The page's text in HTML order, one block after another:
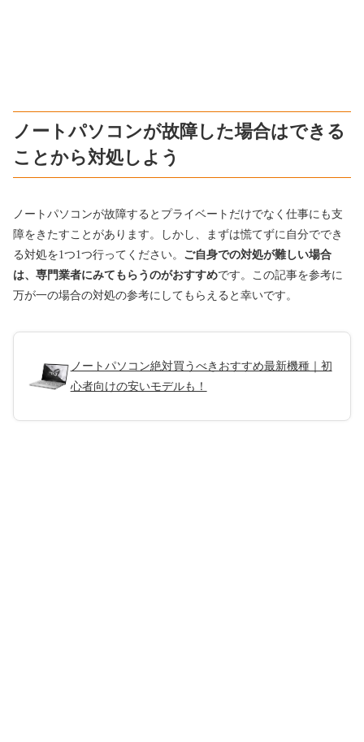
ノートパソコンが故障した場合はできる
ことから対処しよう
ノートパソコンが故障するとプライベートだけでなく仕事にも支
障をきたすことがあります。しかし、まずは慌てずに自分ででき
る対処を1つ1つ行ってください。 ご自身での対処が難しい場合
は、専門業者にみてもらうのがおすすめです。この記事を参考に
万が一の場合の対処の参考にしてもらえると幸いです。
ノートパソコン絶対買うべきおすすめ最新機種｜初
心者向けの安いモデルも！